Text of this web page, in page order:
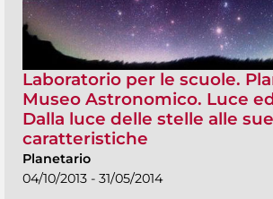
Laboratorio per le scuole.
Museo Astronomico. Luce
Dalla luce delle stelle alle sue
caratteristiche
Planetario
04/10/2013 - 31/05/2014